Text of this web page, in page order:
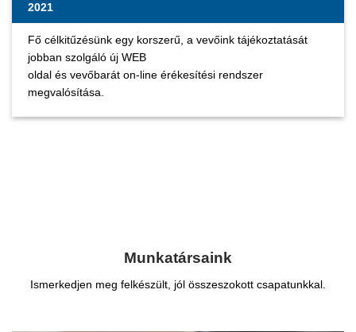
2021
Fő célkitűzésünk egy korszerű, a vevőink tájékoztatását
jobban szolgáló új WEB
oldal és vevőbarát on-line érékesítési rendszer
megvalósítása.
Munkatársaink
Ismerkedjen meg felkészült, jól összeszokott csapatunkkal.